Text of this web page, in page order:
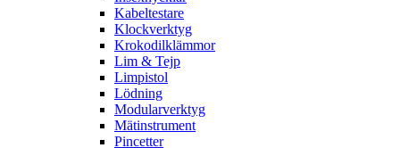
Kabeltestare
Klockverktyg
Krokodilklämmor
Lim & Tejp
Limpistol
Lödning
Modularverktyg
Mätinstrument
Pincetter